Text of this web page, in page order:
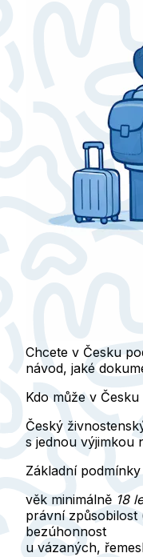
Chcete v Česku
návod, jaké
Kdo může v
Český
s jednou výjimkou
Základní
věk minimálně 18
právní způsobilost
bezúhonnost
u vázaných,